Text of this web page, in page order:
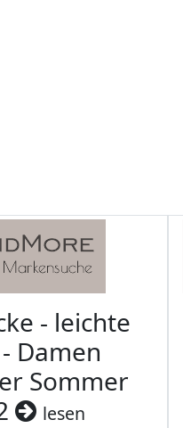
- leichte
Damen
Sommer
lesen